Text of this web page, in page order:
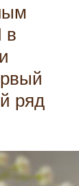
в
ряд